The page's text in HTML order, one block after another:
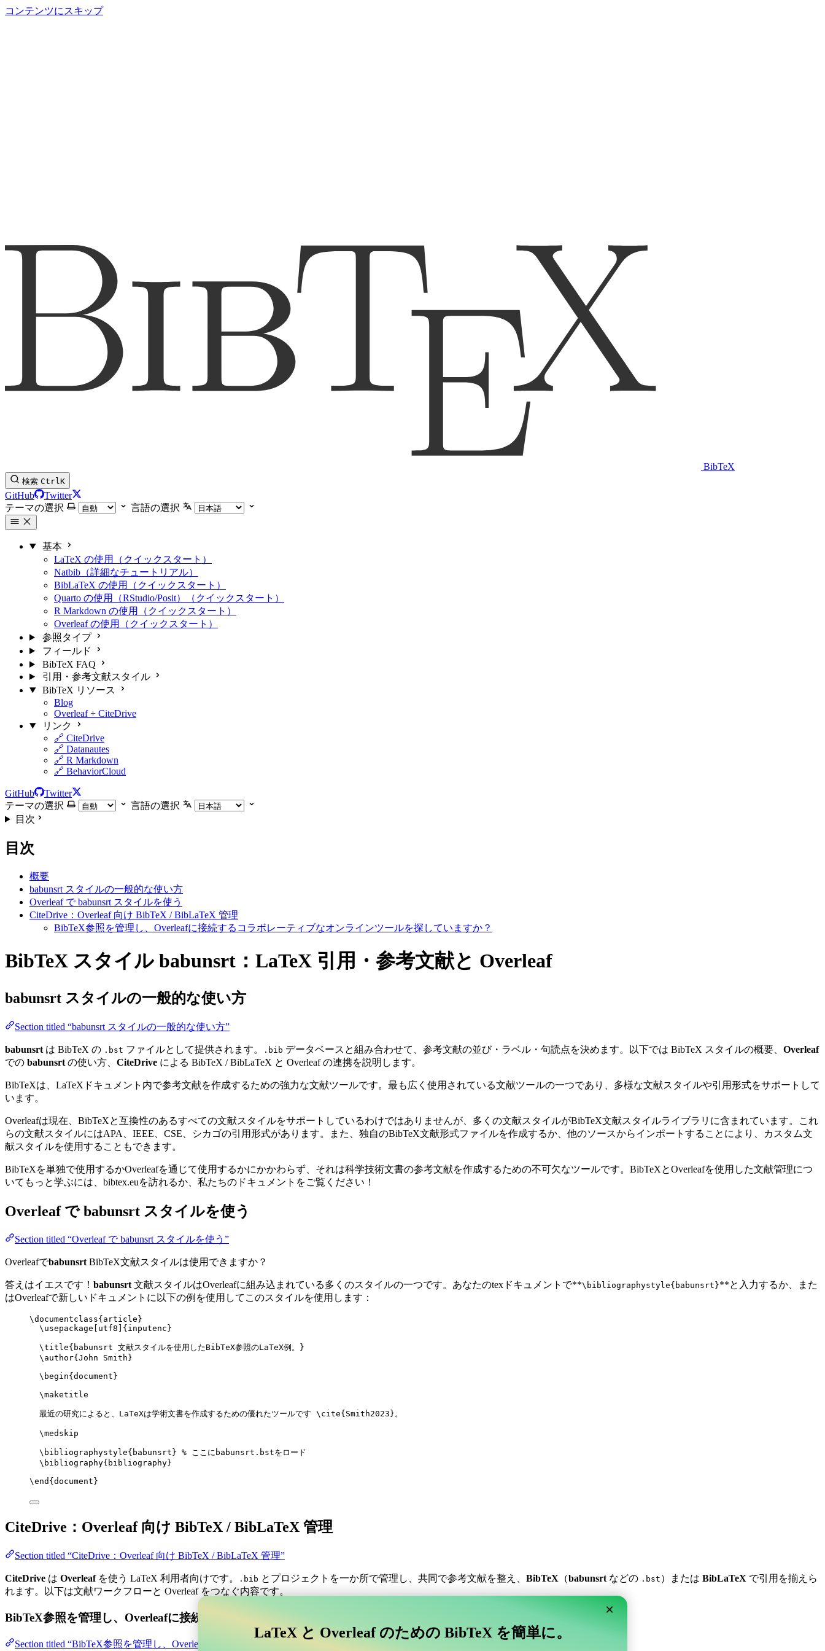
コンテンツにスキップ
BibTeX
検索 CtrlK
GitHub
Twitter
テーマの選択
言語の選択
基本
LaTeX の使用（クイックスタート）
Natbib（詳細なチュートリアル）
BibLaTeX の使用（クイックスタート）
Quarto の使用（RStudio/Posit）（クイックスタート）
R Markdown の使用（クイックスタート）
Overleaf の使用（クイックスタート）
参照タイプ
フィールド
BibTeX FAQ
引用・参考文献スタイル
BibTeX リソース
Blog
Overleaf + CiteDrive
リンク
🔗 CiteDrive
🔗 Datanautes
🔗 R Markdown
🔗 BehaviorCloud
GitHub
Twitter
テーマの選択
言語の選択
目次
目次
概要
babunsrt スタイルの一般的な使い方
Overleaf で babunsrt スタイルを使う
CiteDrive：Overleaf 向け BibTeX / BibLaTeX 管理
BibTeX参照を管理し、Overleafに接続するコラボレーティブなオンラインツールを探していますか？
BibTeX スタイル babunsrt：LaTeX 引用・参考文献と Overleaf
babunsrt スタイルの一般的な使い方
Section titled “babunsrt スタイルの一般的な使い方”
babunsrt は BibTeX の .bst ファイルとして提供されます。 .bib データベースと組み合わせて、参考文献の並び・ラベル・句読点を決めます。以下では BibTeX スタイルの概要、 Overleaf
での babunsrt の使い方、 CiteDrive による BibTeX / BibLaTeX と Overleaf の連携を説明します。
BibTeXは、LaTeXドキュメント内で参考文献を作成するための強力な文献ツールです。最も広く使用されている文献ツールの一つであり、多様な文献スタイルや引用形式をサポートして
います。
Overleafは現在、BibTeXと互換性のあるすべての文献スタイルをサポートしているわけではありませんが、多くの文献スタイルがBibTeX文献スタイルライブラリに含まれています。これ
らの文献スタイルにはAPA、IEEE、CSE、シカゴの引用形式があります。また、独自のBibTeX文献形式ファイルを作成するか、他のソースからインポートすることにより、カスタム文
献スタイルを使用することもできます。
BibTeXを単独で使用するかOverleafを通じて使用するかにかかわらず、それは科学技術文書の参考文献を作成するための不可欠なツールです。BibTeXとOverleafを使用した文献管理につ
いてもっと学ぶには、bibtex.euを訪れるか、私たちのドキュメントをご覧ください！
Overleaf でbabunsrt スタイルを使う
Section titled “Overleaf で babunsrt スタイルを使う”
OverleafでbabunsrtBibTeX文献スタイルは使用できますか？
答えはイエスです！ babunsrt文献スタイルはOverleafに組み込まれている多くのスタイルの一つです。あなたのtexドキュメントで**\bibliographystyle{babunsrt}**と入力するか、また
はOverleafで新しいドキュメントに以下の例を使用してこのスタイルを使用します：
\documentclass{ article }
\usepackage
utf8 ]{ inputenc }
\title{babunsrt 文献スタイルを使用したBibTeX参照のLaTeX例。}
\author{John Smith}
\begin{ document }
\maketitle
最近の研究によると、LaTeXは学術文書を作成するための優れたツールです \cite{ Smith2023 }。
\medskip
\bibliographystyle{babunsrt} % ここにbabunsrt.bstをロード
\bibliography{bibliography}
\end { document }
CiteDrive：Overleaf 向け BibTeX / BibLaTeX 管理
Section titled “CiteDrive：Overleaf 向け BibTeX / BibLaTeX 管理”
CiteDrive は Overleafを使う LaTeX 利用者向けです。 .bib とプロジェクトを一か所で管理し、共同で参考文献を整え、 BibTeX （babunsrt などの .bst ）または BibLaTeX で引用を揃えら
れます。以下は文献ワークフローと Overleaf をつなぐ内容です。
BibTeX参照を管理し、Overleafに接続するコラボレーティブなオンラインツールを探していますか？
Section titled “BibTeX参照を管理し、Overleafに接続するコラボレーティブなオンラインツールを探していますか？”
×
LaTeX と Overleaf のための BibTeX を簡単に。